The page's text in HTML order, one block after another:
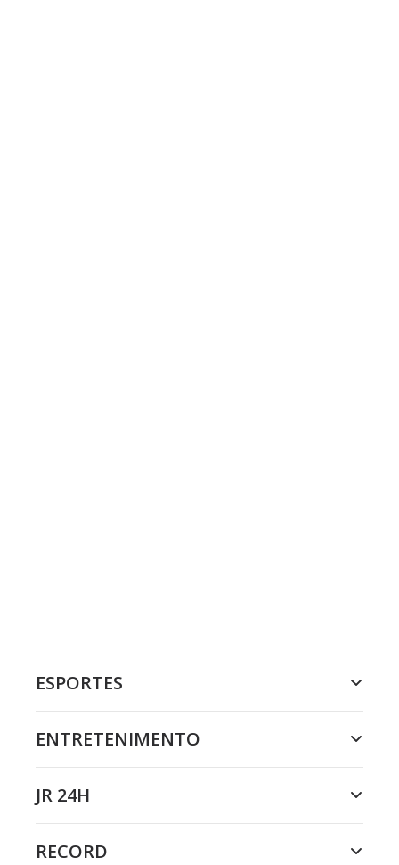
ESPORTES
ENTRETENIMENTO
JR 24H
RECORD